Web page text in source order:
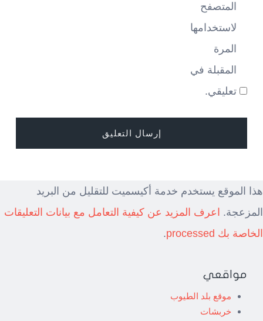
المتصفح
لاستخدامها
المرة
المقبلة في
تعليقي.
هذا الموقع يستخدم خدمة أكيسميت للتقليل من البريد
المزعجة.
اعرف المزيد عن كيفية التعامل مع بيانات التعليقات
الخاصة بك processed
.
مواقعي
موقع بلد الطيوب
خربشات